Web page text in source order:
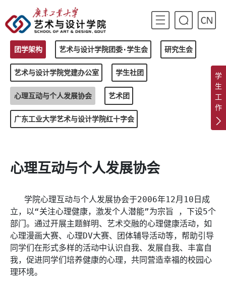
学
生
工
作
团学架构 艺术与设计学院团委·学生会 研究生会
艺术与设计学院党建办公室 学生社团
心理互动与个人发展协会 艺术团
广东工业大学艺术与设计学院红十字会
心理互动与个人发展协会
学院心理互动与个人发展协会于2006年12月10日成
立，以“关注心理健康，激发个人潜能”为宗旨 ，下设5个
部门。通过开展主题鲜明、艺术交融的心理健康活动，如
心理漫画大赛、心理DV大赛、团体辅导活动等，帮助引导
同学们在形式多样的活动中认识自我、发展自我、丰富自
我，促进同学们培养健康的心理，共同营造幸福的校园心
理环境。